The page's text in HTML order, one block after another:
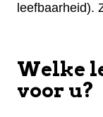
leefbaarheid).
Welke
voor u?